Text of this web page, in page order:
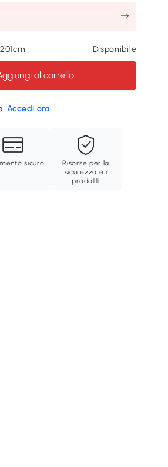
Disponibile
al carrello
Accedi ora
sicuro
Risorse per la
sicurezza e i
prodotti